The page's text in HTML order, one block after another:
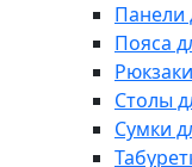
Панели
Пояса
Столы
Сумки